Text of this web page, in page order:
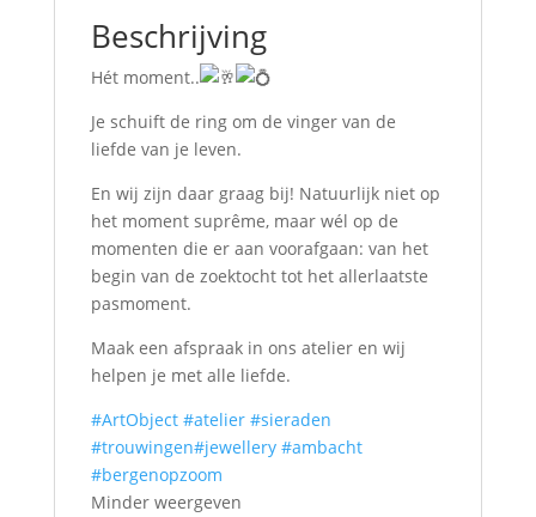
Beschrijving
Hét moment..
Je schuift de ring om de vinger van de
liefde van je leven.
En wij zijn daar graag bij! Natuurlijk niet op
het moment suprême, maar wél op de
momenten die er aan voorafgaan: van het
begin van de zoektocht tot het allerlaatste
pasmoment.
Maak een afspraak in ons atelier en wij
helpen je met alle liefde.
#ArtObject #atelier #sieraden
#trouwingen#jewellery #ambacht
#bergenopzoom
Minder weergeven